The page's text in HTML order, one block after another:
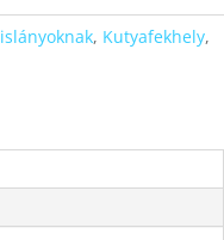
, Kutyafekhely,